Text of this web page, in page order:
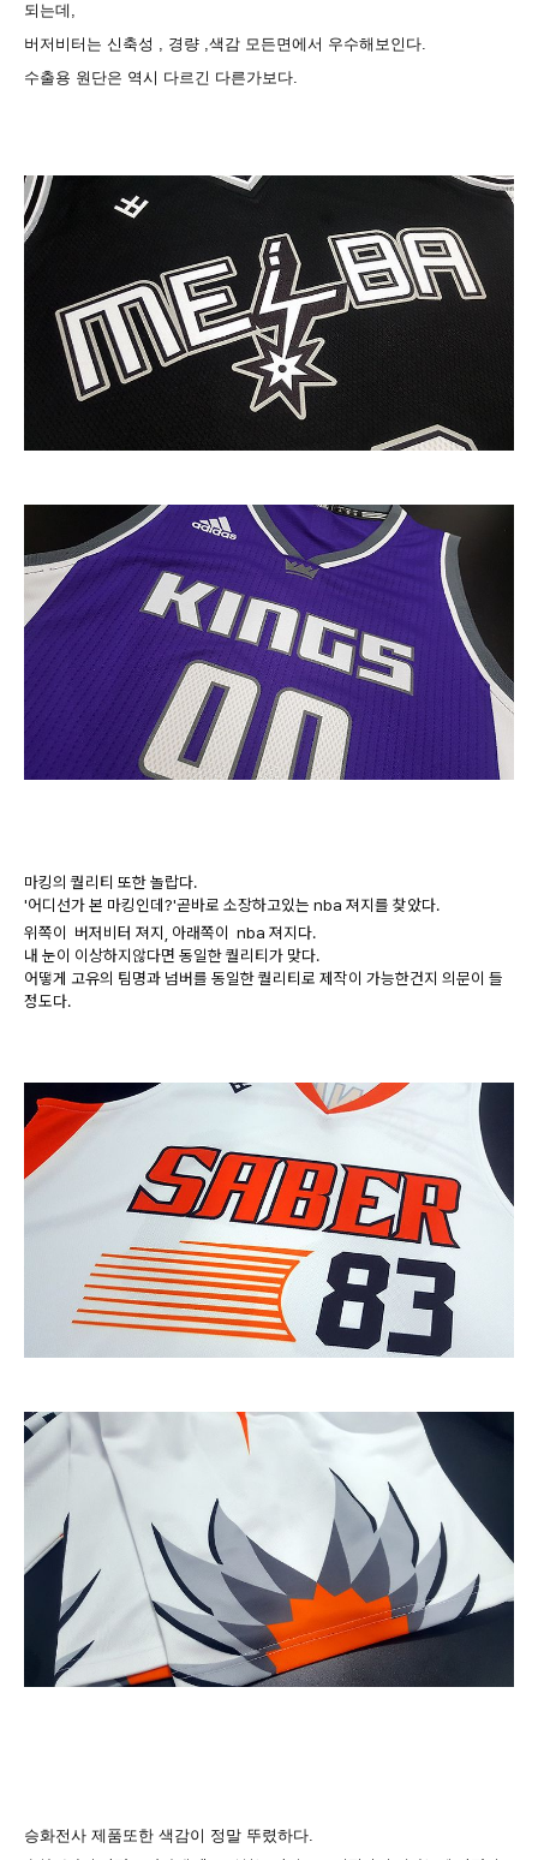
되는데,
버저비터는 신축성 , 경량 ,색감 모든면에서 우수해보인다.
수출용 원단은 역시 다르긴 다른가보다.
마킹의 퀄리티 또한 놀랍다.
'어디선가 본 마킹인데?'곧바로 소장하고있는 nba 져지를 찾았다.
위쪽이 버저비터 져지, 아래쪽이 nba 져지다.
내 눈이 이상하지않다면 동일한 퀄리티가 맞다.
어떻게 고유의 팀명과 넘버를 동일한 퀄리티로 제작이 가능한건지 의문이 들
정도다.
승화전사 제품또한 색감이 정말 뚜렸하다.